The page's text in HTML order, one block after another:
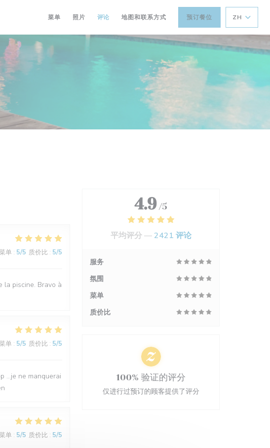
菜单 照片 评论 地图和联系方式 预订餐位 ZH
单 : 5/5 质价比 : 5/5
la piscine. Bravo à
单 : 5/5 质价比 : 5/5
...je ne manquerai
单 : 5/5 质价比 : 5/5
4.9 /5
平均评分 —2421 评论
服务
氛围
菜单
质价比
100% 验证的评分
仅进行过预订的顾客提供了评分